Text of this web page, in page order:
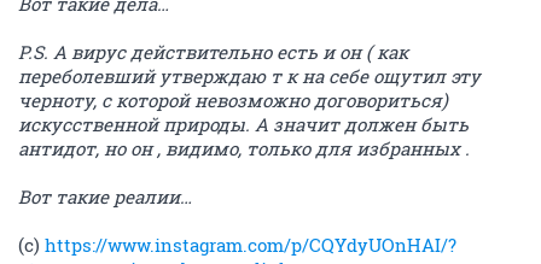
P.S. А вирус действительно есть и он ( как
переболевший утверждаю т к на себе ощутил эту
черноту, с которой невозможно договориться)
искусственной природы. А значит должен быть
антидот, но он , видимо, только для избранных .
Вот такие реалии…
(с) https://www.instagram.com/p/CQYdyUOnHAI/?